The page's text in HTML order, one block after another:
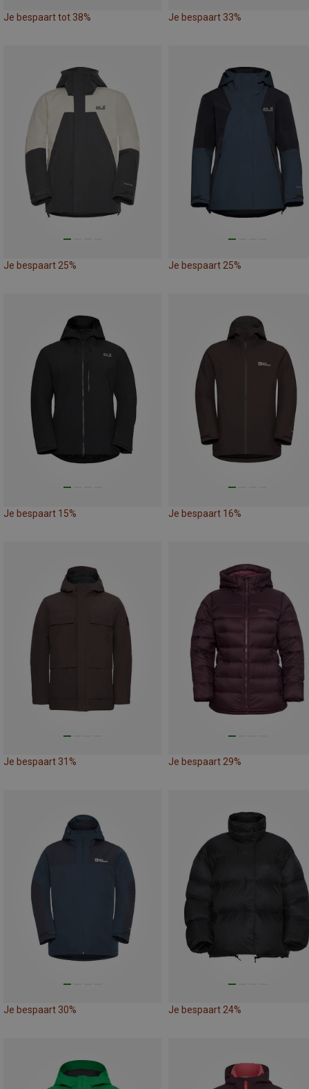
Je bespaart tot 38% Je bespaart 33%
Je bespaart 25% Je bespaart 25%
Je bespaart 15% Je bespaart 16%
Je bespaart 31% Je bespaart 29%
Je bespaart 30% Je bespaart 24%